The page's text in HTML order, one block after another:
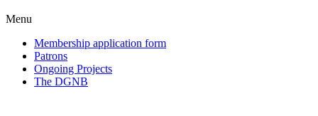
Menu
Membership application form
Patrons
Ongoing Projects
The DGNB